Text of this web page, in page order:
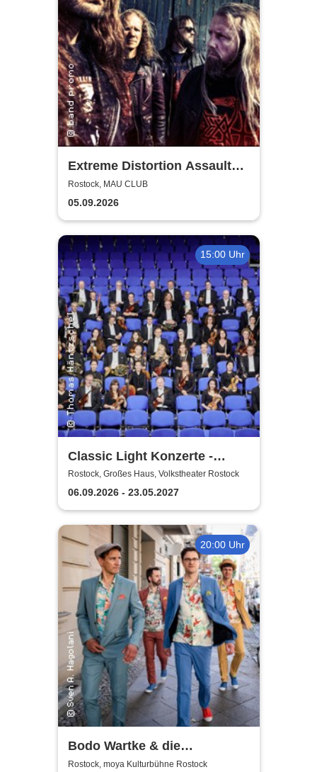
Extreme Distortion Assault
XV
Rostock, MAU CLUB
05.09.2026
15:00 Uhr
Classic Light Konzerte -
Volkstheater Rostock
Rostock, Großes Haus, Volkstheater Rostock
06.09.2026 - 23.05.2027
20:00 Uhr
Bodo Wartke & die
SchönenGutenA-Band - In
Rostock, moya Kulturbühne Rostock